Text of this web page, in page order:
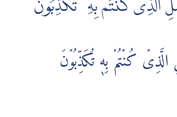
الَّذِى كُنتُم بِهِۦ تُكَذِّبُونَ
كُنۡتُمۡ بِهٖ تُكَذِّبُوۡنَ